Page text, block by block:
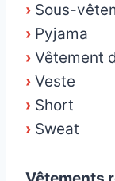
› Sous-
› Pyjama
› Vêtement
› Veste
› Short
› Sweat